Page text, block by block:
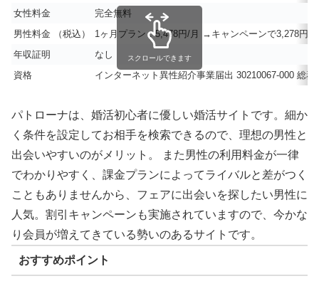
女性料金
完全無料
男性料金 （税込）
1ヶ月プラン：5,478円/月 → キャンペーンで3,278円/
年収証明
なし
資格
インターネット異性紹介事業届出 30210067-000 総
スクロールできます
パトローナは、婚活初心者に優しい婚活サイトです。細か
く条件を設定してお相手を検索できるので、理想の男性と
出会いやすいのがメリット。 また男性の利用料金が一律
でわかりやすく、課金プランによってライバルと差がつく
こともありませんから、フェアに出会いを探したい男性に
人気。割引キャンペーンも実施されていますので、今かな
り会員が増えてきている勢いのあるサイトです。
おすすめポイント